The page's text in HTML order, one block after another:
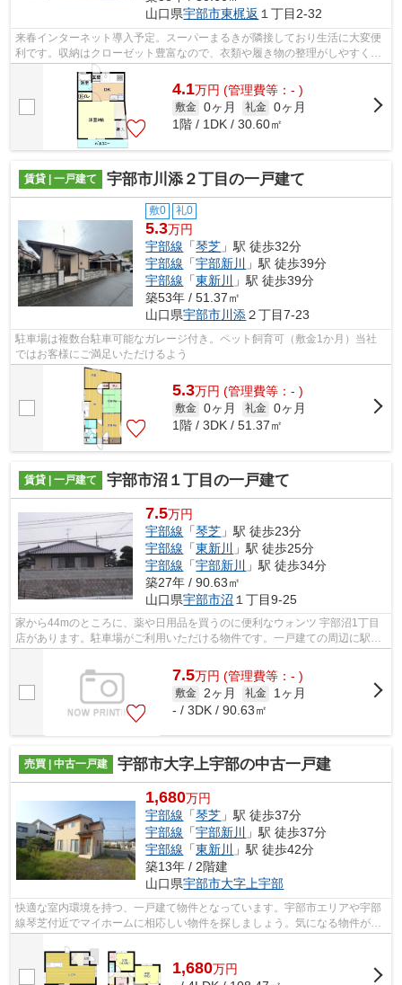
山口県宇部市東梶返 １丁目2-32
来春インターネット導入予定。スーパーまるきが隣接しており生活に大変便
利です。収納はクローゼット豊富なので、衣類や履き物の整理がしやすく便
利です。お手入れや収納のしやすい洗...
4.1万円 (管理費等：- )
敷金 0ヶ月 礼金 0ヶ月
1階 / 1DK / 30.60㎡
賃貸 | 一戸建て 宇部市川添２丁目の一戸建て
敷0 礼0
5.3万円
宇部線 「琴芝 」駅 徒歩32分
宇部線 「宇部新川
」駅 徒歩39分
宇部線 「東新川
」駅 徒歩39分
築53年 / 51.37㎡
山口県宇部市川添２丁目7-23
駐車場は複数台駐車可能なガレージ付き。ペット飼育可（敷金1か月）当社
ではお客様にご満足いただけるよう
5.3万円 (管理費等：- )
敷金 0ヶ月 礼金 0ヶ月
1階 / 3DK / 51.37㎡
賃貸 | 一戸建て 宇部市沼１丁目の一戸建て
7.5万円
宇部線 「琴芝 」駅 徒歩23分
宇部線 「東新川 」駅 徒歩25分
宇部線 「宇部新川 」駅 徒歩34分
築27年 / 90.63㎡
山口県宇部市沼 １丁目9-25
家から44mのところに、薬や日用品を買うのに便利なウォンツ 宇部沼1丁目
店があります。駐車場がご利用いただける物件です。一戸建ての周辺に駅が
7.5万円 (管理費等：- )
敷金 2ヶ月 礼金
1ヶ月
- / 3DK / 90.63㎡
売買 | 中古一戸建 宇部市大字上宇部の中古一戸建
1,680万円
宇部線 「琴芝 」駅 徒歩37分
宇部線 「宇部新川
」駅 徒歩37分
宇部線 「東新川
」駅 徒歩42分
築13年 / 2階建
山口県宇部市大字上宇部
快適な室内環境を持つ、一戸建て物件となっています。宇部市エリアや宇部
線琴芝付近でマイホームに相応しい物件を探しましょう。気になる物件が見
1,680万円